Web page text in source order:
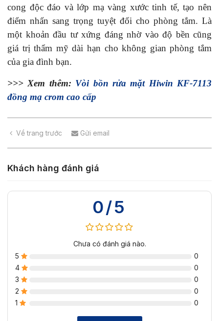
cong độc đáo và lớp mạ vàng xước tinh tế, tạo nên
điểm nhấn sang trọng tuyệt đối cho phòng tắm. Là
một khoản đầu tư xứng đáng nhờ vào độ bền cũng
giá trị thẩm mỹ dài hạn cho không gian phòng tắm
của gia đình bạn.
>>> Xem thêm: Vòi bồn rửa mặt Hiwin KF-7113
đồng mạ crom cao cấp
Về trang trước Gửi email
Khách hàng đánh giá
0/5
Chưa có đánh giá nào.
5
0
4
0
3
0
2
0
1
0